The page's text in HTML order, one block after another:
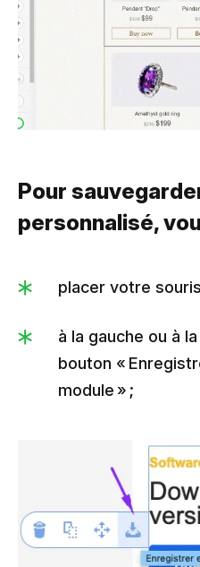
Pour
personnalisé,
placer votre
à la gauche ou à
bouton «
module » ;